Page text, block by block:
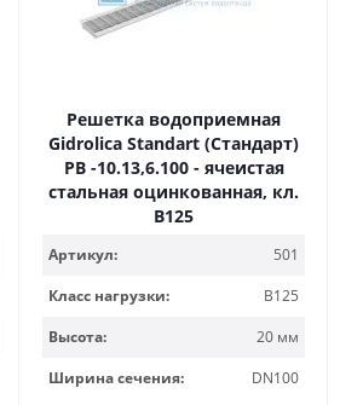
Решетка водоприемная
Gidrolica Standart (Стандарт)
РВ -10.13,6.100 - ячеистая
стальная оцинкованная, кл.
В125
Артикул:
501
Класс нагрузки:
B125
Высота:
20 мм
Ширина сечения:
DN100